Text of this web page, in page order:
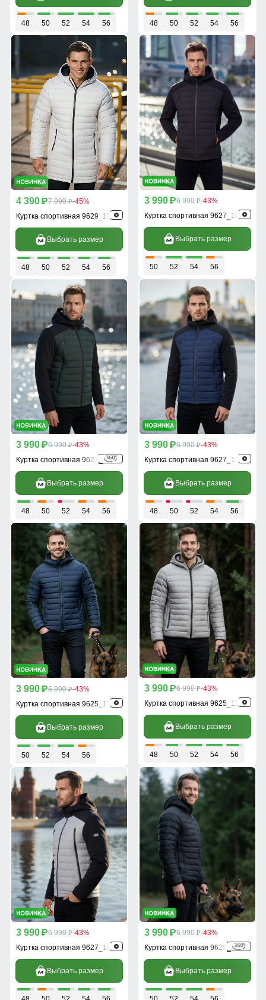
48 50 52 54 56 48 50 52 54 56
4 390 p7 990 p-45%
Куртка спортивная 9629_1B
Выбрать размер
48 50 52 54 56
3 990 p6 990 p-43%
Куртка спортивная 9627_1Ch
Выбрать размер
50 52 54 56
3 990 p6 990 p-43%
Куртка спортивная 9627_1Kh
Выбрать размер
48 50 52 54 56
3 990 p6 990 p-43%
Куртка спортивная 9627_1S
Выбрать размер
48 50 52 54 56
3 990 p6 990 p-43%
Куртка спортивная 9625_1TS
Выбрать размер
50 52 54 56
3 990 p6 990 p-43%
Куртка спортивная 9625_1B
Выбрать размер
48 50 52 54 56
3 990 p6 990 p-43%
Куртка спортивная 9627_1B
Выбрать размер
3 990 p6 990 p-43%
Куртка спортивная 9625_1Ch
Выбрать размер